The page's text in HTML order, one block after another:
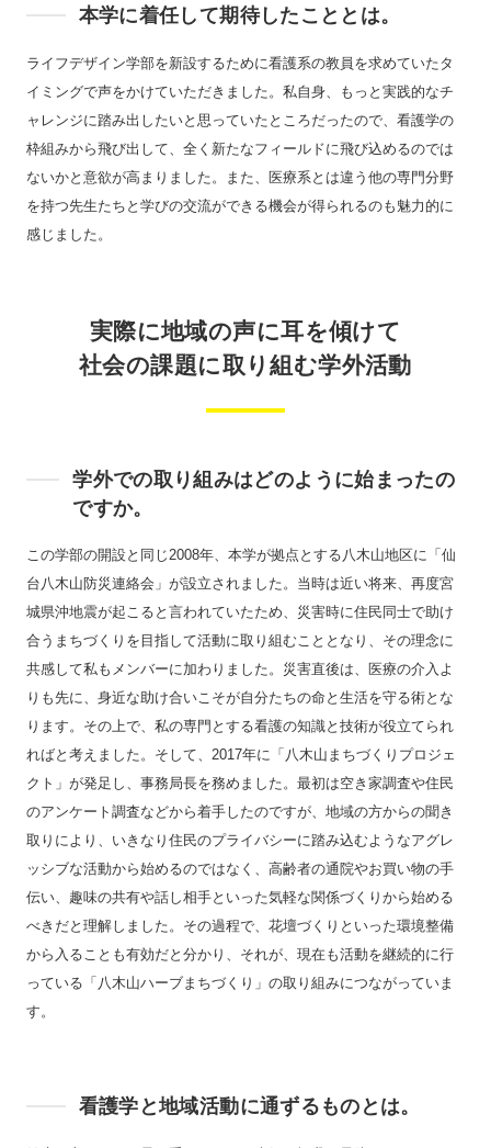
本学に着任して期待したこととは。
ライフデザイン学部を新設するために看護系の教員を求めていたタ
イミングで声をかけていただきました。私自身、もっと実践的なチ
ャレンジに踏み出したいと思っていたところだったので、看護学の
枠組みから飛び出して、全く新たなフィールドに飛び込めるのでは
ないかと意欲が高まりました。また、医療系とは違う他の専門分野
を持つ先生たちと学びの交流ができる機会が得られるのも魅力的に
感じました。
実際に地域の声に耳を傾けて
社会の課題に取り組む学外活動
学外での取り組みはどのように始まったの
ですか。
この学部の開設と同じ2008年、本学が拠点とする八木山地区に「仙
台八木山防災連絡会」が設立されました。当時は近い将来、再度宮
城県沖地震が起こると言われていたため、災害時に住民同士で助け
合うまちづくりを目指して活動に取り組むこととなり、その理念に
共感して私もメンバーに加わりました。災害直後は、医療の介入よ
りも先に、身近な助け合いこそが自分たちの命と生活を守る術とな
ります。その上で、私の専門とする看護の知識と技術が役立てられ
ればと考えました。そして、2017年に「八木山まちづくりプロジェ
クト」が発足し、事務局長を務めました。最初は空き家調査や住民
のアンケート調査などから着手したのですが、地域の方からの聞き
取りにより、いきなり住民のプライバシーに踏み込むようなアグレ
ッシブな活動から始めるのではなく、高齢者の通院やお買い物の手
伝い、趣味の共有や話し相手といった気軽な関係づくりから始める
べきだと理解しました。その過程で、花壇づくりといった環境整備
から入ることも有効だと分かり、それが、現在も活動を継続的に行
っている「八木山ハーブまちづくり」の取り組みにつながっていま
す。
看護学と地域活動に通ずるものとは。